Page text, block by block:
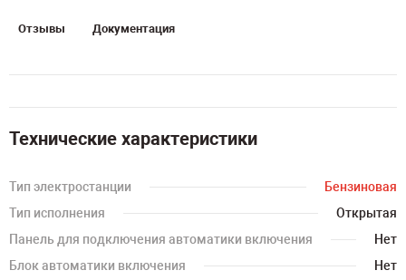
Отзывы Документация
Технические характеристики
Тип электростанции
Бензиновая
Тип исполнения
Открытая
Панель для подключения автоматики включения
Нет
Блок автоматики включения
Нет